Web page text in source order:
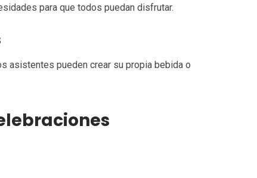
para que todos puedan disfrutar.
asistentes pueden crear su propia bebida o